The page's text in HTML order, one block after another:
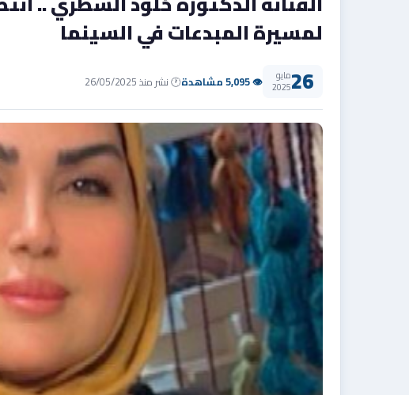
لمسيرة المبدعات في السينما
26مايو
2025 👁 5,095 مشاهدة 🕐 نشر منذ 26/05/2025